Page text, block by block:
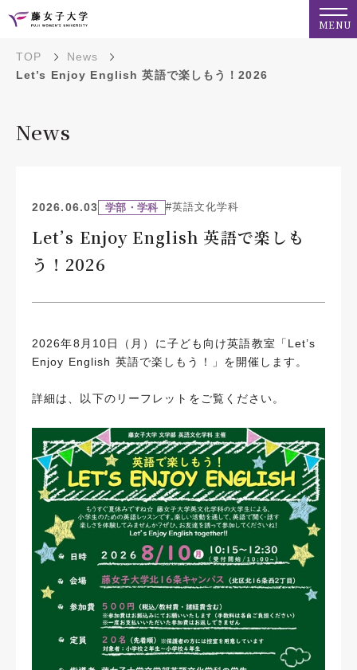
MENU
TOP
News
Let’s Enjoy English 英語で楽しもう！2026
News
2026.06.03 学部・学科 #英語文化学科
Let’s Enjoy English 英語で楽しも
う！2026
2026年8月10日（月）に子ども向け英語教室「Let’s
Enjoy English 英語で楽しもう！」を開催します。
詳細は、以下のリーフレットをご覧ください。